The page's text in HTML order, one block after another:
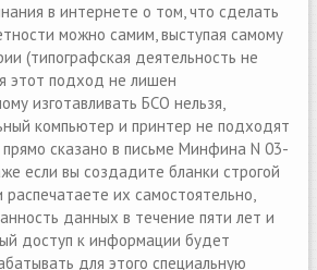
в интернете о том, что сделать
можно самим, выступая самому
(типографская деятельность не
этот подход не лишен
изготавливать БСО нельзя,
компьютер и принтер не подходят
сказано в письме Минфина N 03-
если вы создадите бланки строгой
распечатаете их самостоятельно,
данных в течение пяти лет и
доступ к информации будет
для этого специальную